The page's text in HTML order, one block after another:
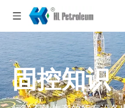
固控知识